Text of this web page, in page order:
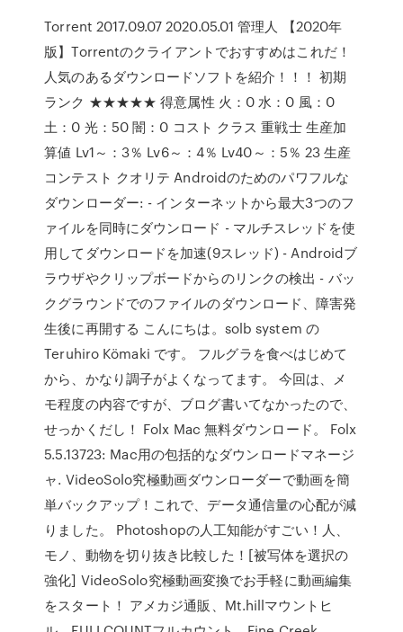
Torrent 2017.09.07 2020.05.01 管理人 【2020年
版】Torrentのクライアントでおすすめはこれだ！
人気のあるダウンロードソフトを紹介！！！ 初期
ランク ★★★★★ 得意属性 火：0 水：0 風：0
土：0 光：50 闇：0 コスト クラス 重戦士 生産加
算値 Lv1～：3％ Lv6～：4％ Lv40～：5％ 23 生産
コンテスト クオリテ Androidのためのパワフルな
ダウンローダー: - インターネットから最大3つのフ
ァイルを同時にダウンロード - マルチスレッドを使
用してダウンロードを加速(9スレッド) - Androidブ
ラウザやクリップボードからのリンクの検出 - バッ
クグラウンドでのファイルのダウンロード、障害発
生後に再開する こんにちは。solb system の
Teruhiro Kömaki です。 フルグラを食べはじめて
から、かなり調子がよくなってます。 今回は、メ
モ程度の内容ですが、ブログ書いてなかったので、
せっかくだし！ Folx Mac 無料ダウンロード。 Folx
5.5.13723: Mac用の包括的なダウンロードマネージ
ャ. VideoSolo究極動画ダウンローダーで動画を簡
単バックアップ！これで、データ通信量の心配が減
りました。 Photoshopの人工知能がすごい！人、
モノ、動物を切り抜き比較した！[被写体を選択の
強化] VideoSolo究極動画変換でお手軽に動画編集
をスタート！ アメカジ通販、Mt.hillマウントヒ